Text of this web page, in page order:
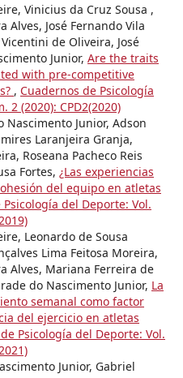
Vinicius da Cruz Sousa ,
Alves, José Fernando Vila
de Oliveira, José
Junior, Are the traits
with pre-competitive
, Cuadernos de Psicología
2 (2020): CPD2(2020)
Nascimento Junior, Adson
Laranjeira Granja,
Roseana Pacheco Reis
Fortes, ¿Las experiencias
del equipo en atletas
del Deporte: Vol.
Leonardo de Sousa
Lima Feitosa Moreira,
Alves, Mariana Ferreira de
do Nascimento Junior, La
semanal como factor
del ejercicio en atletas
Psicología del Deporte: Vol.
Junior, Gabriel